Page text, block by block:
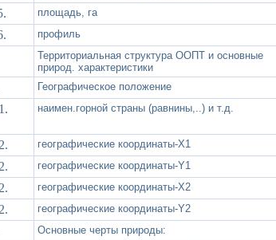
площадь, га
профиль
Территориальная структура ООПТ и основные
природ. характеристики
Географическое положение
наимен.горной страны (равнины,..) и т.д.
географические координаты-X1
географические координаты-Y1
географические координаты-X2
географические координаты-Y2
Основные черты природы: